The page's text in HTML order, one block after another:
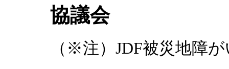
協議会
（※注）JDF被災地障